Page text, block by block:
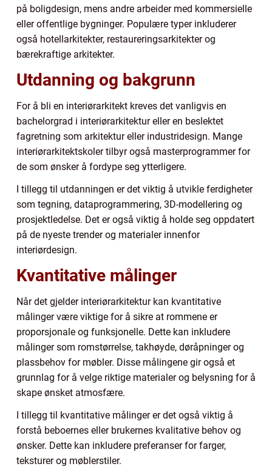
på boligdesign, mens andre arbeider med kommersielle
eller offentlige bygninger. Populære typer inkluderer
også hotellarkitekter, restaureringsarkitekter og
bærekraftige arkitekter.
Utdanning og bakgrunn
For å bli en interiørarkitekt kreves det vanligvis en
bachelorgrad i interiørarkitektur eller en beslektet
fagretning som arkitektur eller industridesign. Mange
interiørarkitektskoler tilbyr også masterprogrammer for
de som ønsker å fordype seg ytterligere.
I tillegg til utdanningen er det viktig å utvikle ferdigheter
som tegning, dataprogrammering, 3D-modellering og
prosjektledelse. Det er også viktig å holde seg oppdatert
på de nyeste trender og materialer innenfor
interiørdesign.
Kvantitative målinger
Når det gjelder interiørarkitektur kan kvantitative
målinger være viktige for å sikre at rommene er
proporsjonale og funksjonelle. Dette kan inkludere
målinger som romstørrelse, takhøyde, døråpninger og
plassbehov for møbler. Disse målingene gir også et
grunnlag for å velge riktige materialer og belysning for å
skape ønsket atmosfære.
I tillegg til kvantitative målinger er det også viktig å
forstå beboernes eller brukernes kvalitative behov og
ønsker. Dette kan inkludere preferanser for farger,
teksturer og møblerstiler.